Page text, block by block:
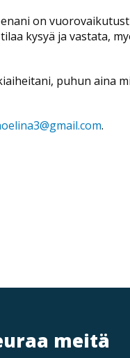
on
kysyä ja vastata,
puhun aina
.
meitä